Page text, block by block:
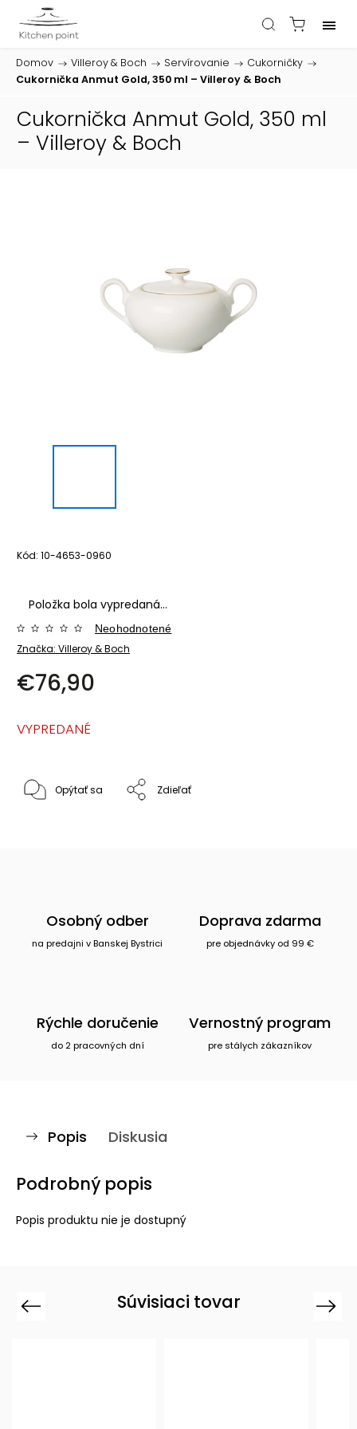
Domov / Villeroy & Boch / Servírovanie / Cukorničky /
Cukornička Anmut Gold, 350 ml – Villeroy & Boch
Cukornička Anmut Gold, 350 ml
– Villeroy & Boch
Kód: 10-4653-0960
Položka bola vypredaná…
Značka: Villeroy & Boch
Neohodnotené
€76,90
VYPREDANÉ
Opýtať sa Zdieľať
Osobný odber
na predajni v Banskej Bystrici
Doprava zdarma
pre objednávky od 99 €
Rýchle doručenie
do 2 pracovných dní
Vernostný program
pre stálych zákazníkov
Popis Diskusia
Podrobný popis
Popis produktu nie je dostupný
Súvisiaci tovar
Previous Next